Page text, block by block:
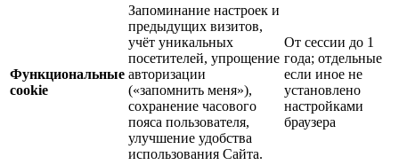
Функциональные
cookie
Запоминание настроек и
предыдущих визитов,
учёт уникальных
посетителей, упрощение
авторизации
(«запомнить меня»),
сохранение часового
пояса пользователя,
улучшение удобства
использования Сайта.
От сессии до 1
года; отдельные
если иное не
установлено
настройками
браузера